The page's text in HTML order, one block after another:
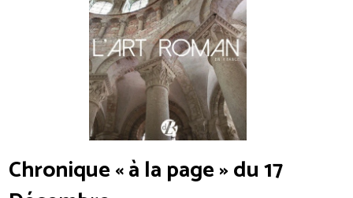
Chronique « à la page » du 17